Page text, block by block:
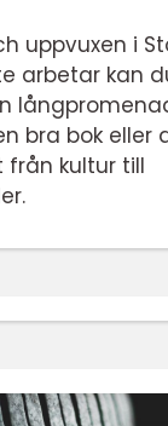
uppvuxen i
arbetar kan
bra bok eller
kultur till